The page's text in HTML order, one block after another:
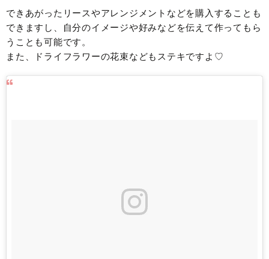
できあがったリースやアレンジメントなどを購入することも
できますし、自分のイメージや好みなどを伝えて作ってもら
うことも可能です。
また、ドライフラワーの花束などもステキですよ♡